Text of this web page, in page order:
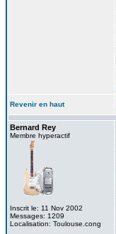
Revenir en haut
Bernard Rey
Membre hyperactif
Inscrit le: 11 Nov 2002
Messages: 1209
Localisation: Toulouse.cong